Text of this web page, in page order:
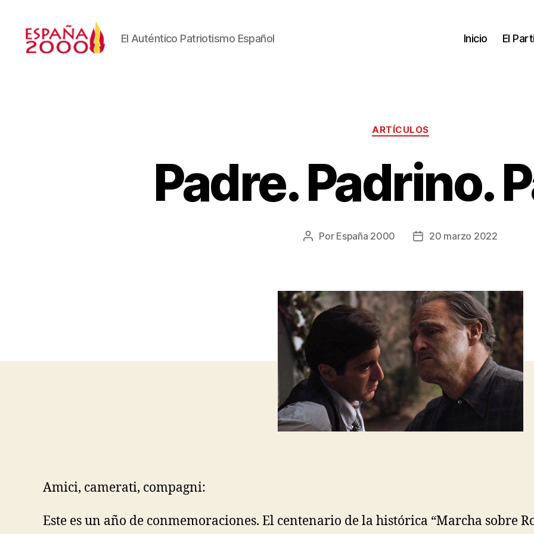
El Auténtico Patriotismo Español Inicio El
ARTÍCULOS
Padre. Padrino.
Por España 2000 20 marzo 2022
Amici, camerati, compagni:
Este es un año de conmemoraciones. El centenario de la histórica “Marcha sobre